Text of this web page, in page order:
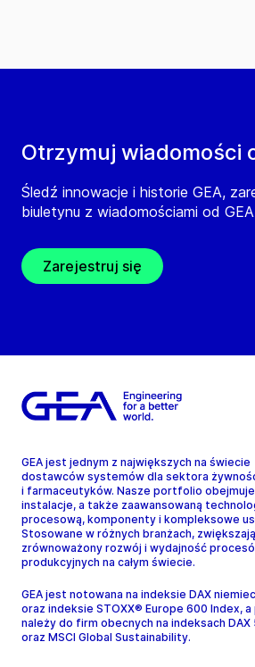
Otrzymuj wiadomości
Śledź innowacje i historie GEA,
biuletynu z wiadomościami od
Zarejestruj się
GEA jest jednym z największych na świecie
dostawców systemów dla sektora
i farmaceutyków. Nasze portfolio obejmuje
instalacje, a także zaawansowaną
procesową, komponenty i kompleksowe
Stosowane w różnych branżach, zwiększają
zrównoważony rozwój i wydajność
produkcyjnych na całym świecie.
GEA jest notowana na indeksie DAX
oraz indeksie STOXX® Europe 600 Index,
należy do firm obecnych na indeksach DAX
oraz MSCI Global Sustainability.